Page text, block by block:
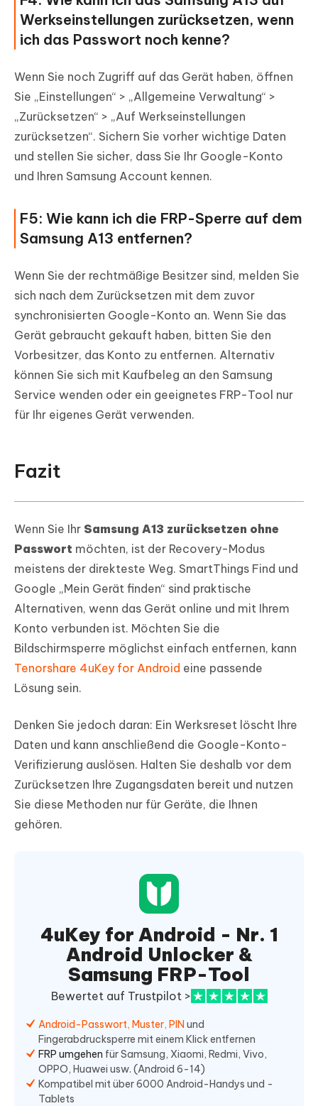
Werkseinstellungen zurücksetzen, wenn
ich das Passwort noch kenne?
Wenn Sie noch Zugriff auf das Gerät haben, öffnen
Sie „Einstellungen“ > „Allgemeine Verwaltung“ >
„Zurücksetzen“ > „Auf Werkseinstellungen
zurücksetzen“. Sichern Sie vorher wichtige Daten
und stellen Sie sicher, dass Sie Ihr Google-Konto
und Ihren Samsung Account kennen.
F5: Wie kann ich die FRP-Sperre auf dem
Samsung A13 entfernen?
Wenn Sie der rechtmäßige Besitzer sind, melden Sie
sich nach dem Zurücksetzen mit dem zuvor
synchronisierten Google-Konto an. Wenn Sie das
Gerät gebraucht gekauft haben, bitten Sie den
Vorbesitzer, das Konto zu entfernen. Alternativ
können Sie sich mit Kaufbeleg an den Samsung
Service wenden oder ein geeignetes FRP-Tool nur
für Ihr eigenes Gerät verwenden.
Fazit
Wenn Sie Ihr Samsung A13 zurücksetzen ohne
Passwort möchten, ist der Recovery-Modus
meistens der direkteste Weg. SmartThings Find und
Google „Mein Gerät finden“ sind praktische
Alternativen, wenn das Gerät online und mit Ihrem
Konto verbunden ist. Möchten Sie die
Bildschirmsperre möglichst einfach entfernen, kann
Tenorshare 4uKey for Android eine passende
Lösung sein.
Denken Sie jedoch daran: Ein Werksreset löscht Ihre
Daten und kann anschließend die Google-Konto-
Verifizierung auslösen. Halten Sie deshalb vor dem
Zurücksetzen Ihre Zugangsdaten bereit und nutzen
Sie diese Methoden nur für Geräte, die Ihnen
gehören.
4uKey for Android - Nr. 1
Android Unlocker &
Samsung FRP-Tool
Bewertet auf Trustpilot >
Android-Passwort, Muster, PIN und
Fingerabdrucksperre mit einem Klick entfernen
FRP umgehen für Samsung, Xiaomi, Redmi, Vivo,
OPPO, Huawei usw. (Android 6-14)
Kompatibel mit über 6000 Android-Handys und -
Tablets